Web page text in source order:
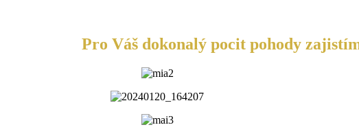
Pro Váš dokonalý pocit pohody